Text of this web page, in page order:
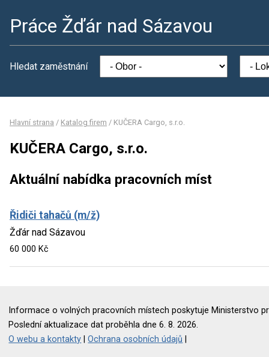
Práce Žďár nad Sázavou
Hledat zaměstnání
Hlavní strana / Katalog firem / KUČERA Cargo, s.r.o.
KUČERA Cargo, s.r.o.
Aktuální nabídka pracovních míst
Řidiči tahačů (m/ž)
Žďár nad Sázavou
60 000 Kč
Informace o volných pracovních místech poskytuje Ministerstvo
Poslední aktualizace dat proběhla dne 6. 8. 2026.
O webu a kontakty |Ochrana osobních údajů